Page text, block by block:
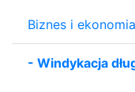
Biznes i ekonomia
- Windykacja